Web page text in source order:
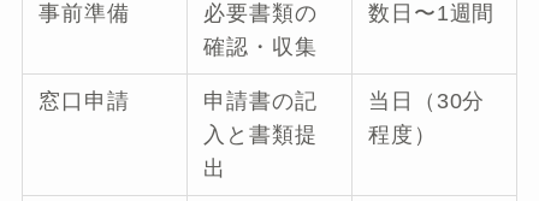
事前準備
必要書類の
確認・収集
数日〜1週間
窓口申請
申請書の記
入と書類提
出
当日（30分
程度）